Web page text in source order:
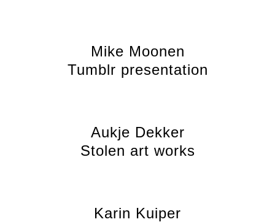
Mike Moonen
Tumblr presentation
Aukje Dekker
Stolen art works
Karin Kuiper